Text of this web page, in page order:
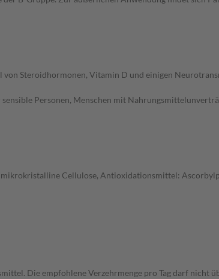
von Steroidhormonen, Vitamin D und einigen
Personen, Menschen mit
Cellulose, Antioxidationsmittel:
Die empfohlene Verzehrmenge pro Tag darf nicht